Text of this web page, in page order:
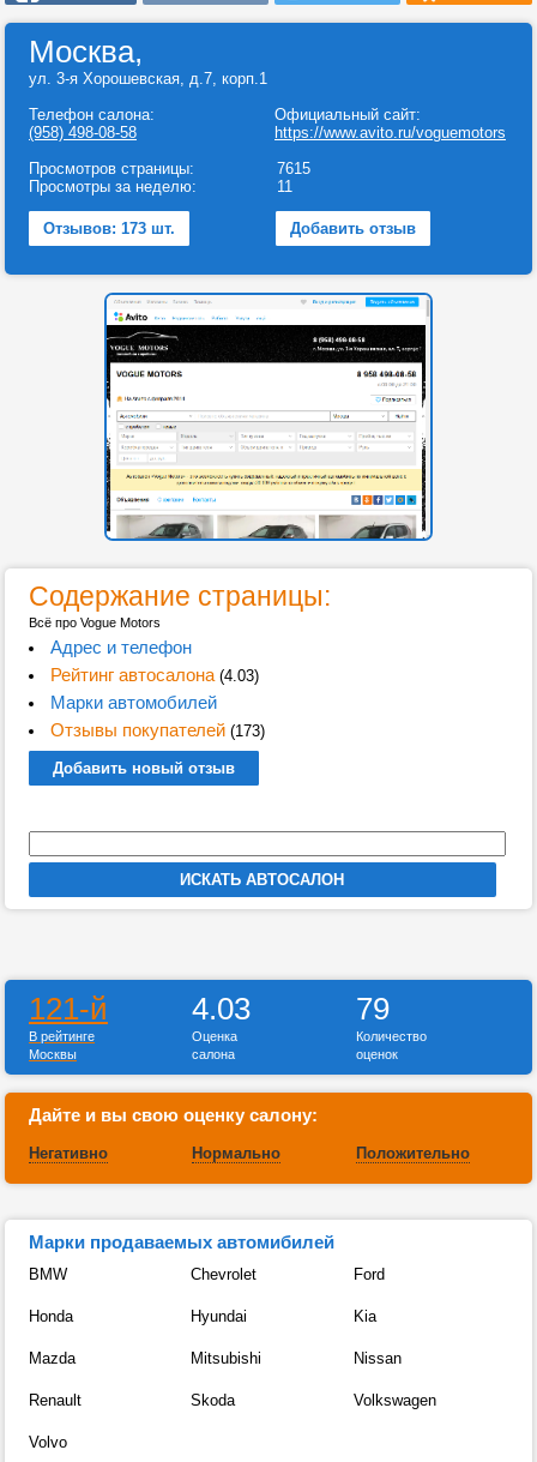
Москва,
ул. 3-я Хорошевская, д.7, корп.1
Телефон салона:
(958) 498-08-58
Официальный сайт:
https://www.avito.ru/voguemotors
Просмотров страницы:
Просмотры за неделю:
7615
11
Отзывов: 173 шт. Добавить отзыв
Содержание страницы:
Всё про Vogue Motors
Адрес и телефон
Рейтинг автосалона(4.03)
Марки автомобилей
Отзывы покупателей(173)
Добавить новый отзыв
121-й
В рейтинге
Москвы
4.03
Оценка
салона
79
Количество
оценок
Дайте и вы свою оценку салону:
Негативно Нормально Положительно
Марки продаваемых автомибилей
BMW Chevrolet Ford
Honda Hyundai Kia
Mazda Mitsubishi Nissan
Renault Skoda Volkswagen
Volvo